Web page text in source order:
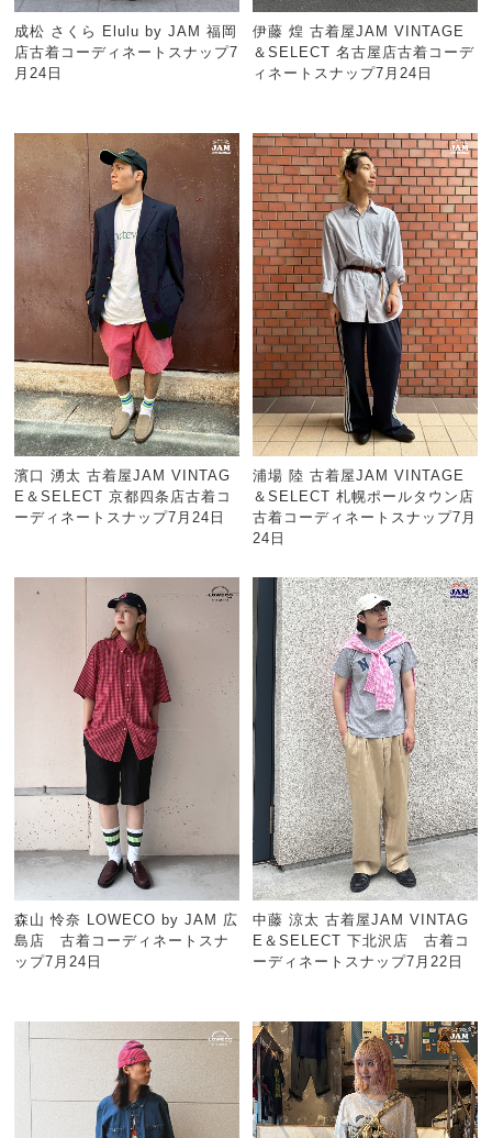
成松 さくら Elulu by JAM 福岡
店古着コーディネートスナップ7
月24日
伊藤 煌 古着屋JAM VINTAGE
＆SELECT 名古屋店古着コーデ
ィネートスナップ7月24日
濱口 湧太 古着屋JAM VINTAG
E＆SELECT 京都四条店古着コ
ーディネートスナップ7月24日
浦場 陸 古着屋JAM VINTAGE
＆SELECT 札幌ポールタウン店
古着コーディネートスナップ7月
24日
森山 怜奈 LOWECO by JAM 広
島店 古着コーディネートスナ
ップ7月24日
中藤 涼太 古着屋JAM VINTAG
E＆SELECT 下北沢店 古着コ
ーディネートスナップ7月22日